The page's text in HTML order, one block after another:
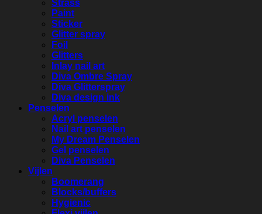
Strass
Paint
Sticker
Glitter spray
Foil
Glitters
Inlay nail art
Diva Ombre Spray
Diva Glitterspray
Diva design ink
Penselen
Acryl penselen
Nail art penselen
My Dream Penselen
Gel penselen
Diva Penselen
Vijlen
Boomerang
Blocks/buffers
Hygienic